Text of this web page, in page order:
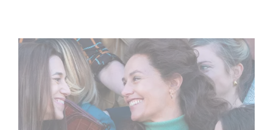
L’Affaire Marie‑Claire en sélection officielle à Cannes